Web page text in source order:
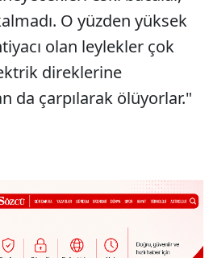
O yüzden yüksek
olan leylekler çok
direklerine
da çarpılarak ölüyorlar."